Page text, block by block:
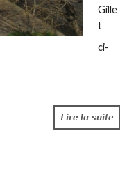
Gille
t
ci-
Lire la suite